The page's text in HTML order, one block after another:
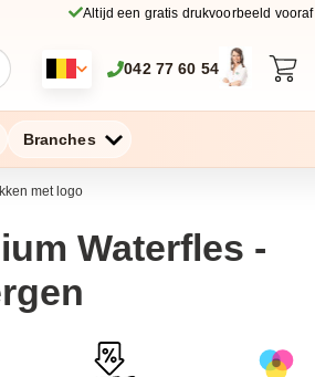
Altijd een gratis drukvoorbeeld vooraf
042 77 60 54
Branches
met logo
Waterfles -